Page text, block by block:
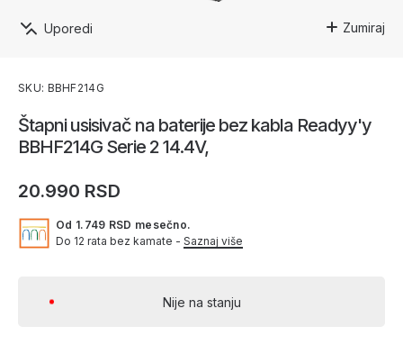
Zumiraj
Uporedi
Štapni usisivač na baterije bez kabla Readyy'y
BBHF214G Serie 2 14.4V,
20.990 RSD
Od 1.749 RSD mesečno.
Do 12 rata bez kamate - Saznaj više
Nije na stanju
SKU: BBHF214G